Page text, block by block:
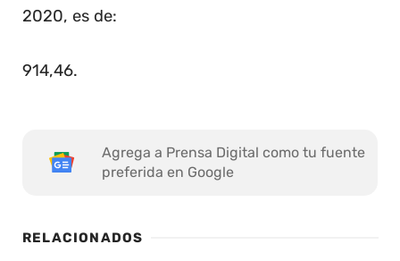
2020, es de:
914,46.
Agrega a Prensa Digital como tu fuente
preferida en Google
RELACIONADOS